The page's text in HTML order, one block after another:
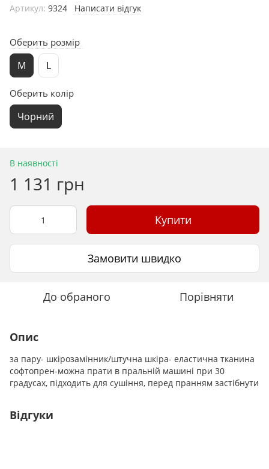
Артикул: 9324 Написати відгук
Оберить розмір
M L
Оберить колір
Чорний
В наявності
1 131 грн
Купити
Замовити швидко
До обраного Порівняти
Опис
за пару- шкірозамінник/штучна шкіра- еластична тканина
софтопрен-можна прати в пральній машині при 30
градусах, підходить для сушіння, перед пранням застібнути
Відгуки